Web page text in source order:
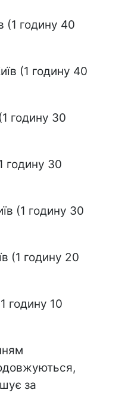
годину 40
(1 годину 40
годину 30
годину 30
(1 годину 30
(1 годину 20
годину 10
за